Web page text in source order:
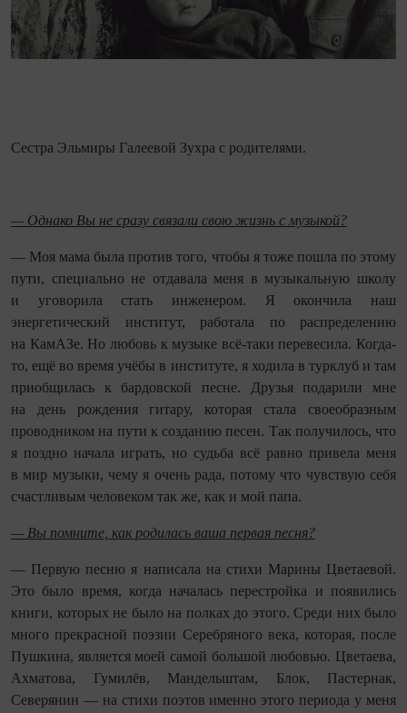
Сестра Эльмиры Галеевой Зухра с родителями.
— Однако Вы не сразу связали свою жизнь с музыкой?
— Моя мама была против того, чтобы я тоже пошла по этому
пути, специально не отдавала меня в музыкальную школу
и уговорила стать инженером. Я окончила наш
энергетический институт, работала по распределению
на КамАЗе. Но любовь к музыке всё-таки перевесила. Когда-
то, ещё во время учёбы в институте, я ходила в турклуб и там
приобщилась к бардовской песне. Друзья подарили мне
на день рождения гитару, которая стала своеобразным
проводником на пути к созданию песен. Так получилось, что
я поздно начала играть, но судьба всё равно привела меня
в мир музыки, чему я очень рада, потому что чувствую себя
счастливым человеком так же, как и мой папа.
— Вы помните, как родилась ваша первая песня?
— Первую песню я написала на стихи Марины Цветаевой.
Это было время, когда началась перестройка и появились
книги, которых не было на полках до этого. Среди них было
много прекрасной поэзии Серебряного века, которая, после
Пушкина, является моей самой большой любовью. Цветаева,
Ахматова, Гумилёв, Мандельштам, Блок, Пастернак,
Северянин — на стихи поэтов именно этого периода у меня